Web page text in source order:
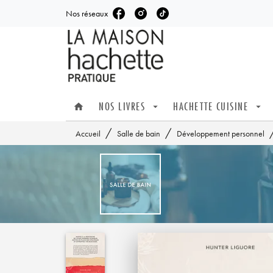
MENU RECHERCHE
Nos réseaux
home NOS LIVRES arrow_drop_down HACHETTE CUISINE arrow_drop_down
Accueil / Salle de bain / Développement personnel